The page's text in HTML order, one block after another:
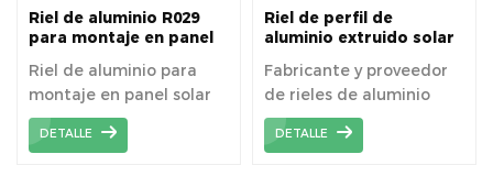
Riel de aluminio R029
para montaje en panel
Riel de aluminio para
montaje en panel solar
DETALLE
Riel de perfil de
aluminio extruido solar
Fabricante y proveedor
de rieles de aluminio
para montaje en panel
solar
DETALLE